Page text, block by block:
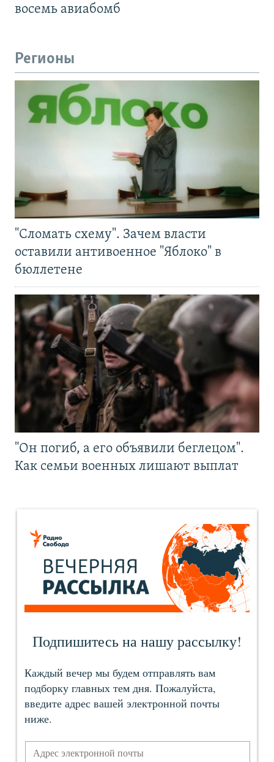
восемь авиабомб
Регионы
"Сломать схему". Зачем власти
оставили антивоенное "Яблоко" в
бюллетене
"Он погиб, а его объявили беглецом".
Как семьи военных лишают выплат